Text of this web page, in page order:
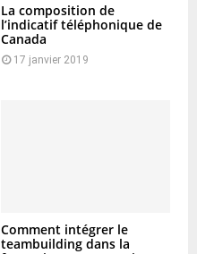
La composition de
l’indicatif téléphonique de
Canada
17 janvier 2019
Comment intégrer le
teambuilding dans la